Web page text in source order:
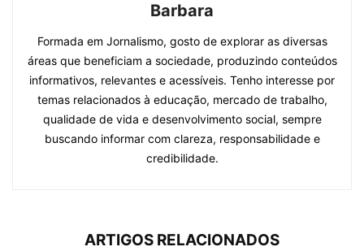
Barbara
Formada em Jornalismo, gosto de explorar as diversas
áreas que beneficiam a sociedade, produzindo conteúdos
informativos, relevantes e acessíveis. Tenho interesse por
temas relacionados à educação, mercado de trabalho,
qualidade de vida e desenvolvimento social, sempre
buscando informar com clareza, responsabilidade e
credibilidade.
ARTIGOS RELACIONADOS